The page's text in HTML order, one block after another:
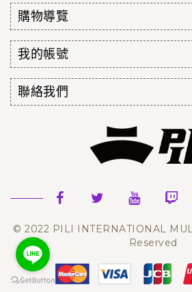
購物導覽
我的帳號
聯絡我們
© 2022 PILI INTERNATIONAL
Reserved